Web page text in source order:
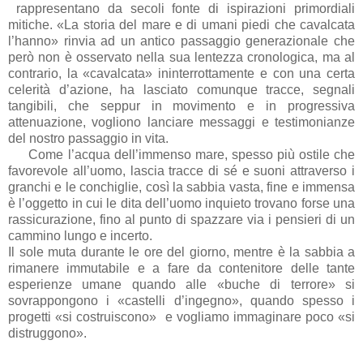
rappresentano da secoli fonte di ispirazioni primordiali
mitiche. «La storia del mare e di umani piedi che cavalcata
l’hanno» rinvia ad un antico passaggio generazionale che
però non è osservato nella sua lentezza cronologica, ma al
contrario, la «cavalcata» ininterrottamente e con una certa
celerità d’azione, ha lasciato comunque tracce, segnali
tangibili, che seppur in movimento e in progressiva
attenuazione, vogliono lanciare messaggi e testimonianze
del nostro passaggio in vita.
Come l’acqua dell’immenso mare, spesso più ostile che
favorevole all’uomo, lascia tracce di sé e suoni attraverso i
granchi e le conchiglie, così la sabbia vasta, fine e immensa
è l’oggetto in cui le dita dell’uomo inquieto trovano forse una
rassicurazione, fino al punto di spazzare via i pensieri di un
cammino lungo e incerto.
Il sole muta durante le ore del giorno, mentre è la sabbia a
rimanere immutabile e a fare da contenitore delle tante
esperienze umane quando alle «buche di terrore» si
sovrappongono i «castelli d’ingegno», quando spesso i
progetti «si costruiscono» e vogliamo immaginare poco «si
distruggono».